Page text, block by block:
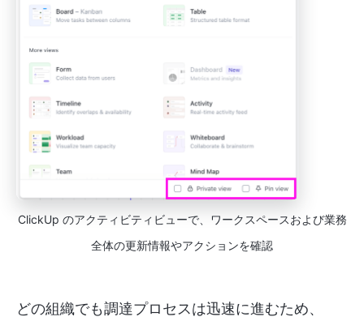
ClickUp のアクティビティビューで、ワークスペースおよび業務
全体の更新情報やアクションを確認
どの組織でも調達プロセスは迅速に進むため、